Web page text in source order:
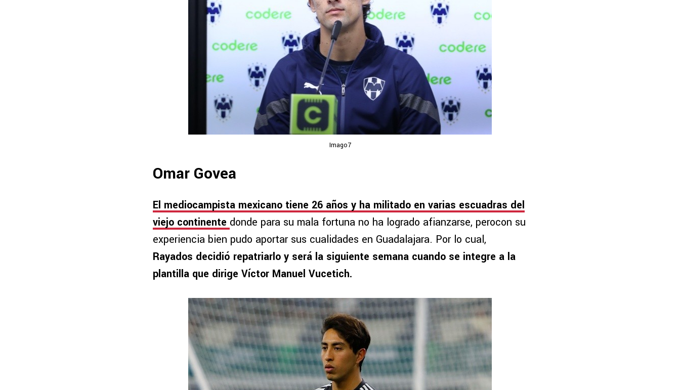
Imago7
Omar Govea
El mediocampista mexicano tiene 26 años y ha militado en varias escuadras del
viejo continente donde para su mala fortuna no ha logrado afianzarse, perocon su
experiencia bien pudo aportar sus cualidades en Guadalajara. Por lo cual,
Rayados decidió repatriarlo y será la siguiente semana cuando se integre a la
plantilla que dirige Víctor Manuel Vucetich.